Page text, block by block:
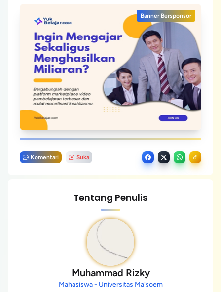
Banner Bersponsor
Komentari Suka
Tentang Penulis
Muhammad Rizky
Mahasiswa - Universitas Ma'soem